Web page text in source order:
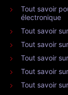
Tout savoir
électronique
Tout savoir
Tout savoir
Tout savoir
Tout savoir
Tout savoir